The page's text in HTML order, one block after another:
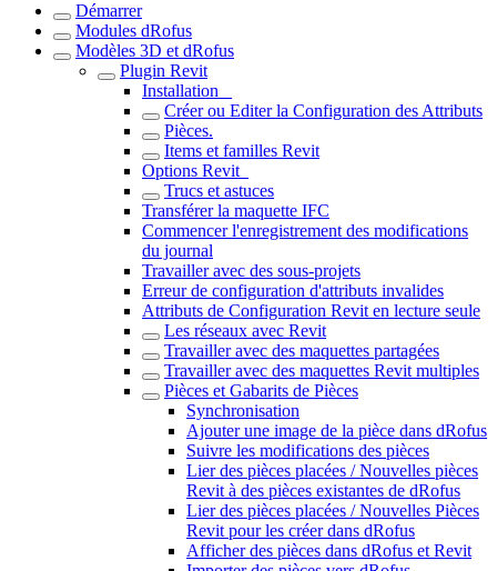
Démarrer
Modules dRofus
Modèles 3D et dRofus
Plugin Revit
Installation _
Créer ou Editer la Configuration des Attributs
Pièces.
Items et familles Revit
Options Revit_
Trucs et astuces
Transférer la maquette IFC
Commencer l'enregistrement des modifications
du journal
Travailler avec des sous-projets
Erreur de configuration d'attributs invalides
Attributs de Configuration Revit en lecture seule
Les réseaux avec Revit
Travailler avec des maquettes partagées
Travailler avec des maquettes Revit multiples
Pièces et Gabarits de Pièces
Synchronisation
Ajouter une image de la pièce dans dRofus
Suivre les modifications des pièces
Lier des pièces placées / Nouvelles pièces
Revit à des pièces existantes de dRofus
Lier des pièces placées / Nouvelles Pièces
Revit pour les créer dans dRofus
Afficher des pièces dans dRofus et Revit